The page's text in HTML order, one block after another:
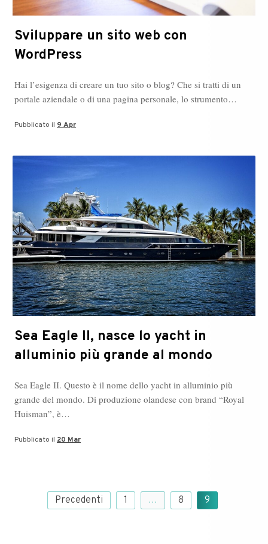
Sviluppare un sito web con
WordPress
Hai l’esigenza di creare un tuo sito o blog? Che si tratti di un
portale aziendale o di una pagina personale, lo strumento…
Pubblicato il 9 Apr
Sea Eagle II, nasce lo yacht in
alluminio più grande al mondo
Sea Eagle II. Questo è il nome dello yacht in alluminio più
grande del mondo. Di produzione olandese con brand “Royal
Huisman”, è…
Pubblicato il 20 Mar
PaginazionePrecedenti 1 … 8 9